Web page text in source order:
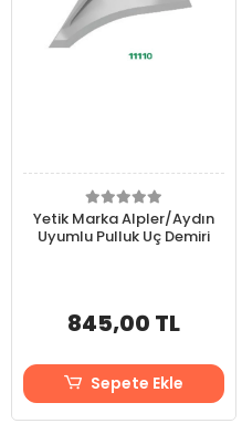
Yetik Marka Alpler/Aydın
Uyumlu Pulluk Uç Demiri
845,00 TL
Sepete Ekle